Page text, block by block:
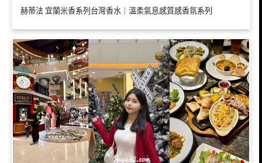
赫蒂法 宜蘭米香系列台灣香水｜溫柔氣息感質感香氛系列